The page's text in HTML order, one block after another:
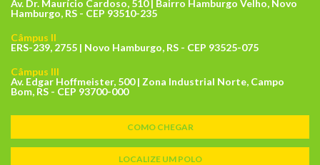
Av. Dr. Maurício Cardoso, 510 | Bairro Hamburgo Velho, Novo
Hamburgo, RS - CEP 93510-235
Câmpus II
ERS-239, 2755 | Novo Hamburgo, RS - CEP 93525-075
Câmpus III
Av. Edgar Hoffmeister, 500 | Zona Industrial Norte, Campo
Bom, RS - CEP 93700-000
COMO CHEGAR
LOCALIZE UM POLO